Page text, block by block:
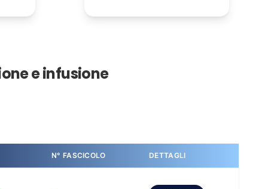
e infusione
N° FASCICOLO DETTAGLI